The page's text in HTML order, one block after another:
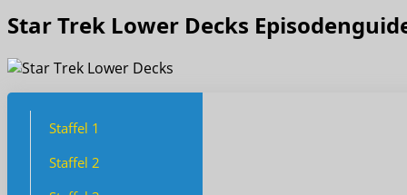
Star Trek Lower Decks
Staffel 1
Staffel 2